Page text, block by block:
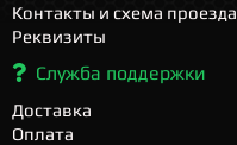
Контакты и схема проезда
Реквизиты
Служба поддержки
Доставка
Оплата